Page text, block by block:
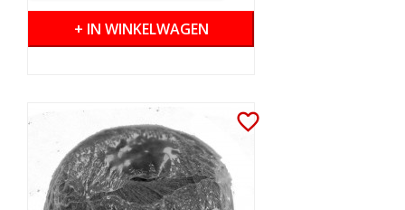
+ IN WINKELWAGEN
favorite_border